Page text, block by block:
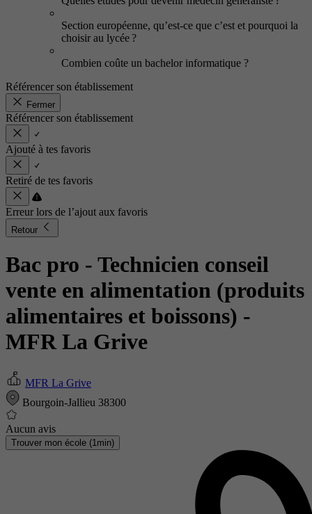
Section européenne, qu’est-ce que c’est et pourquoi la
choisir au lycée ?
Combien coûte un bachelor informatique ?
Référencer son établissement
Fermer
Référencer son établissement
Ajouté à tes favoris
Retiré de tes favoris
Erreur lors de l’ajout aux favoris
Retour
Bac pro - Technicien conseil
vente en alimentation (produits
alimentaires et boissons) -
MFR La Grive
MFR La Grive
Bourgoin-Jallieu 38300
Aucun avis
Trouver mon école (1min)